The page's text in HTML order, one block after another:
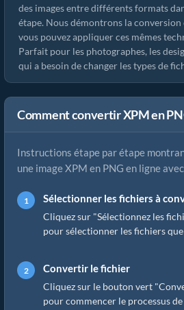
des images entre différents formats
étape. Nous démontrons la conversion
vous pouvez appliquer ces mêmes
Parfait pour les photographes, les
qui a besoin de changer les types de
Comment convertir XPM en
Instructions étape par étape
une image XPM en PNG en ligne
Sélectionner les fichiers à
Cliquez sur "Sélectionnez les
pour sélectionner les fichiers
Convertir le fichier
Cliquez sur le bouton vert
pour commencer le processus